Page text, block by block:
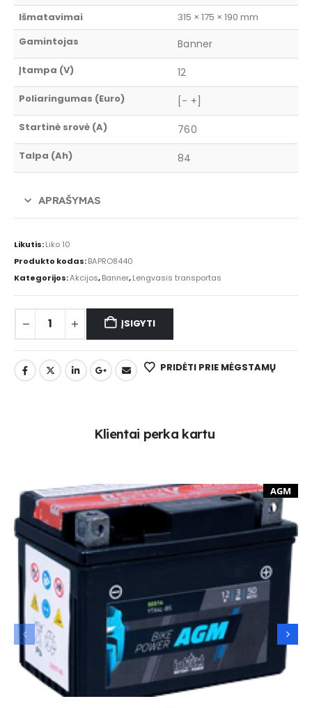
Išmatavimai
315 × 175 × 190 mm
Gamintojas
Banner
Įtampa (V) 12
Poliaringumas (Euro) [- +]
Startinė srovė (A) 760
Talpa (Ah) 84
APRAŠYMAS
Likutis:Liko 10
Produkto kodas:BAPRO8440
Kategorijos:Akcijos,Banner,Lengvasis transportas
ĮSIGYTI
PRIDĖTI PRIE MĖGSTAMŲ
Klientai perka kartu
AGM